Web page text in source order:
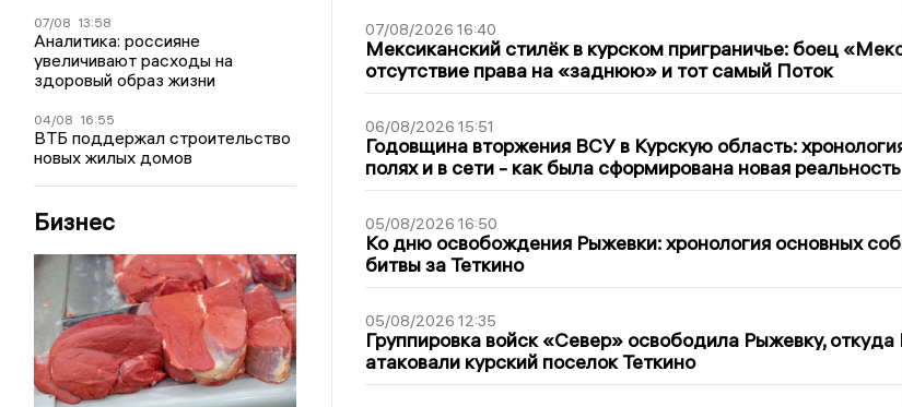
07/08 13:58
Аналитика: россияне
увеличивают расходы на
здоровый образ жизни
04/08 16:55
ВТБ поддержал строительство
новых жилых домов
Бизнес
07/08/2026 16:40
Мексиканский стилёк в курском приграничье: боец
отсутствие права на «заднюю» и тот самый Поток
06/08/2026 15:51
Годовщина вторжения ВСУ в Курскую область:
полях и в сети - как была сформирована новая реальность
05/08/2026 16:50
Ко дню освобождения Рыжевки: хронология основных
битвы за Теткино
05/08/2026 12:35
Группировка войск «Север» освободила Рыжевку,
атаковали курский поселок Теткино